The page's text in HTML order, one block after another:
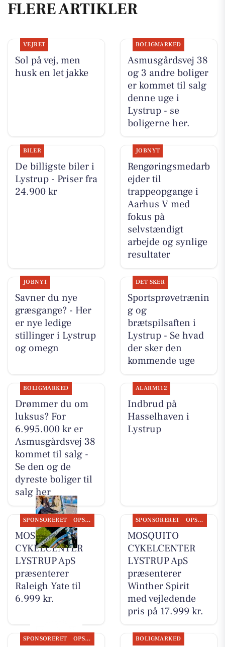
FLERE ARTIKLER
VEJRET
Sol på vej, men
husk en let jakke
BOLIGMARKED
Asmusgårdsvej 38
og 3 andre boliger
er kommet til salg
denne uge i
Lystrup - se
boligerne her.
BILER
De billigste biler i
Lystrup - Priser fra
24.900 kr
JOBNYT
Rengøringsmedarb
ejder til
trappeopgange i
Aarhus V med
fokus på
selvstændigt
arbejde og synlige
resultater
JOBNYT
Savner du nye
græsgange? - Her
er nye ledige
stillinger i Lystrup
og omegn
DET SKER
Sportsprøvetrænin
g og
brætspilsaften i
Lystrup - Se hvad
der sker den
kommende uge
BOLIGMARKED
Drømmer du om
luksus? For
6.995.000 kr er
Asmusgårdsvej 38
kommet til salg -
Se den og de
dyreste boliger til
salg her
ALARM112
Indbrud på
Hasselhaven i
Lystrup
SPONSORERET OPSLAGSTAVLEN
MOSQUITO
CYKELCENTER
LYSTRUP ApS
præsenterer
Raleigh Yate til
6.999 kr.
SPONSORERET OPSLAGSTAVLEN
MOSQUITO
CYKELCENTER
LYSTRUP ApS
præsenterer
Winther Spirit
med vejledende
pris på 17.999 kr.
SPONSORERET OPSLAGSTAVLEN BOLIGMARKED